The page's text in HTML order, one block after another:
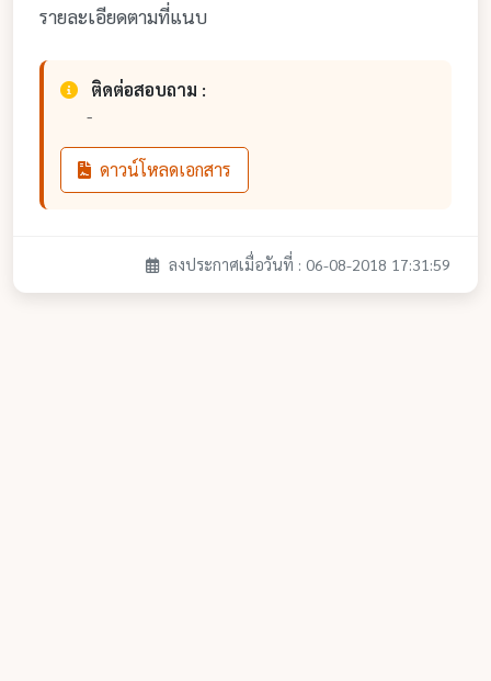
รายละเอียดตามที่แนบ
ติดต่อสอบถาม :
-
ดาวน์โหลดเอกสาร
ลงประกาศเมื่อวันที่ : 06-08-2018 17:31:59